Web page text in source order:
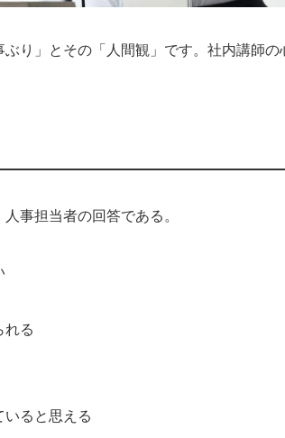
り」とその「人間観」です。社内講師の
事担当者の回答である。
れる
いると思える